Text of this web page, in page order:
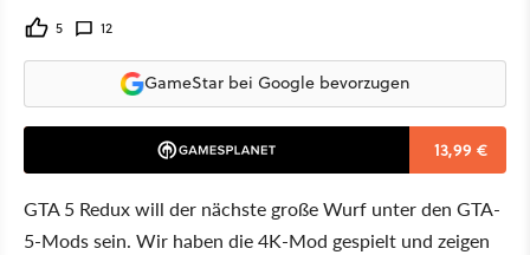
5 12
GameStar bei Google bevorzugen
13,99 €
GTA 5 Redux will der nächste große Wurf unter den GTA-
5-Mods sein. Wir haben die 4K-Mod gespielt und zeigen